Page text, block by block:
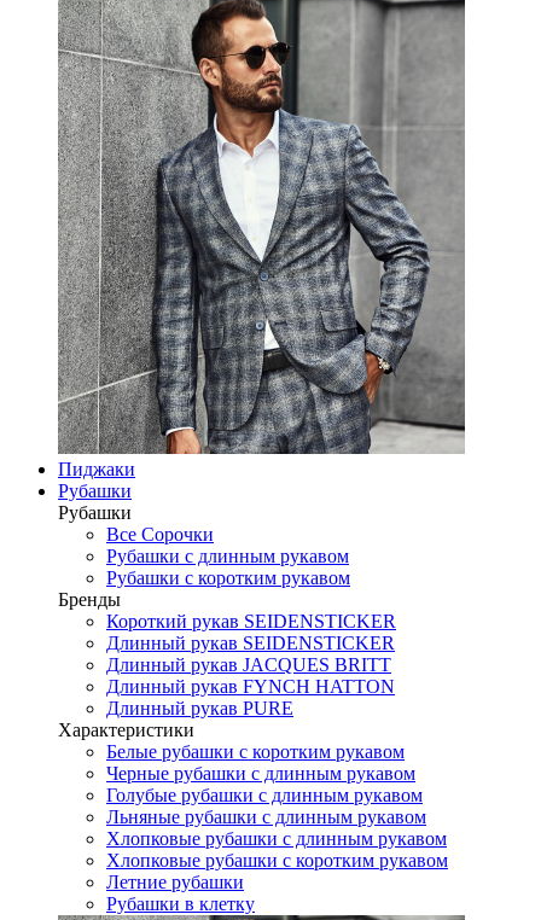
Пиджаки
Рубашки
Рубашки
Все Сорочки
Рубашки с длинным рукавом
Рубашки с коротким рукавом
Бренды
Короткий рукав SEIDENSTICKER
Длинный рукав SEIDENSTICKER
Длинный рукав JAСQUES BRITT
Длинный рукав FYNCH HATTON
Длинный рукав PURE
Характеристики
Белые рубашки с коротким рукавом
Черные рубашки с длинным рукавом
Голубые рубашки с длинным рукавом
Льняные рубашки с длинным рукавом
Хлопковые рубашки с длинным рукавом
Хлопковые рубашки с коротким рукавом
Летние рубашки
Рубашки в клетку